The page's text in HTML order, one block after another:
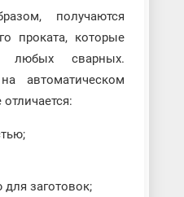
получаются
проката, которые
любых сварных.
автоматическом
заготовок;